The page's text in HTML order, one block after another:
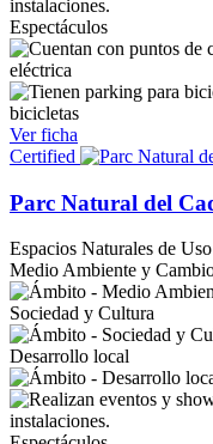
Espectáculos
eléctrica
bicicletas
Ver ficha
Certified
Parc Natural del
Espacios Naturales de
Medio Ambiente y
Sociedad y Cultura
Desarrollo local